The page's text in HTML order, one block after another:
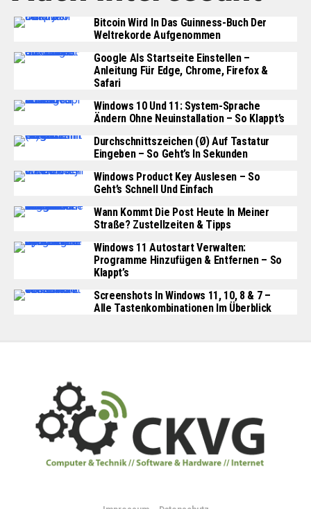
Bitcoin Wird In Das Guinness-Buch Der
Weltrekorde Aufgenommen
Google Als Startseite Einstellen –
Anleitung Für Edge, Chrome, Firefox &
Safari
Windows 10 Und 11: System-Sprache
Ändern Ohne Neuinstallation – So Klappt’s
Durchschnittszeichen (Ø) Auf Tastatur
Eingeben – So Geht’s In Sekunden
Windows Product Key Auslesen – So
Geht’s Schnell Und Einfach
Wann Kommt Die Post Heute In Meiner
Straße? Zustellzeiten & Tipps
Windows 11 Autostart Verwalten:
Programme Hinzufügen & Entfernen – So
Klappt’s
Screenshots In Windows 11, 10, 8 & 7 –
Alle Tastenkombinationen Im Überblick